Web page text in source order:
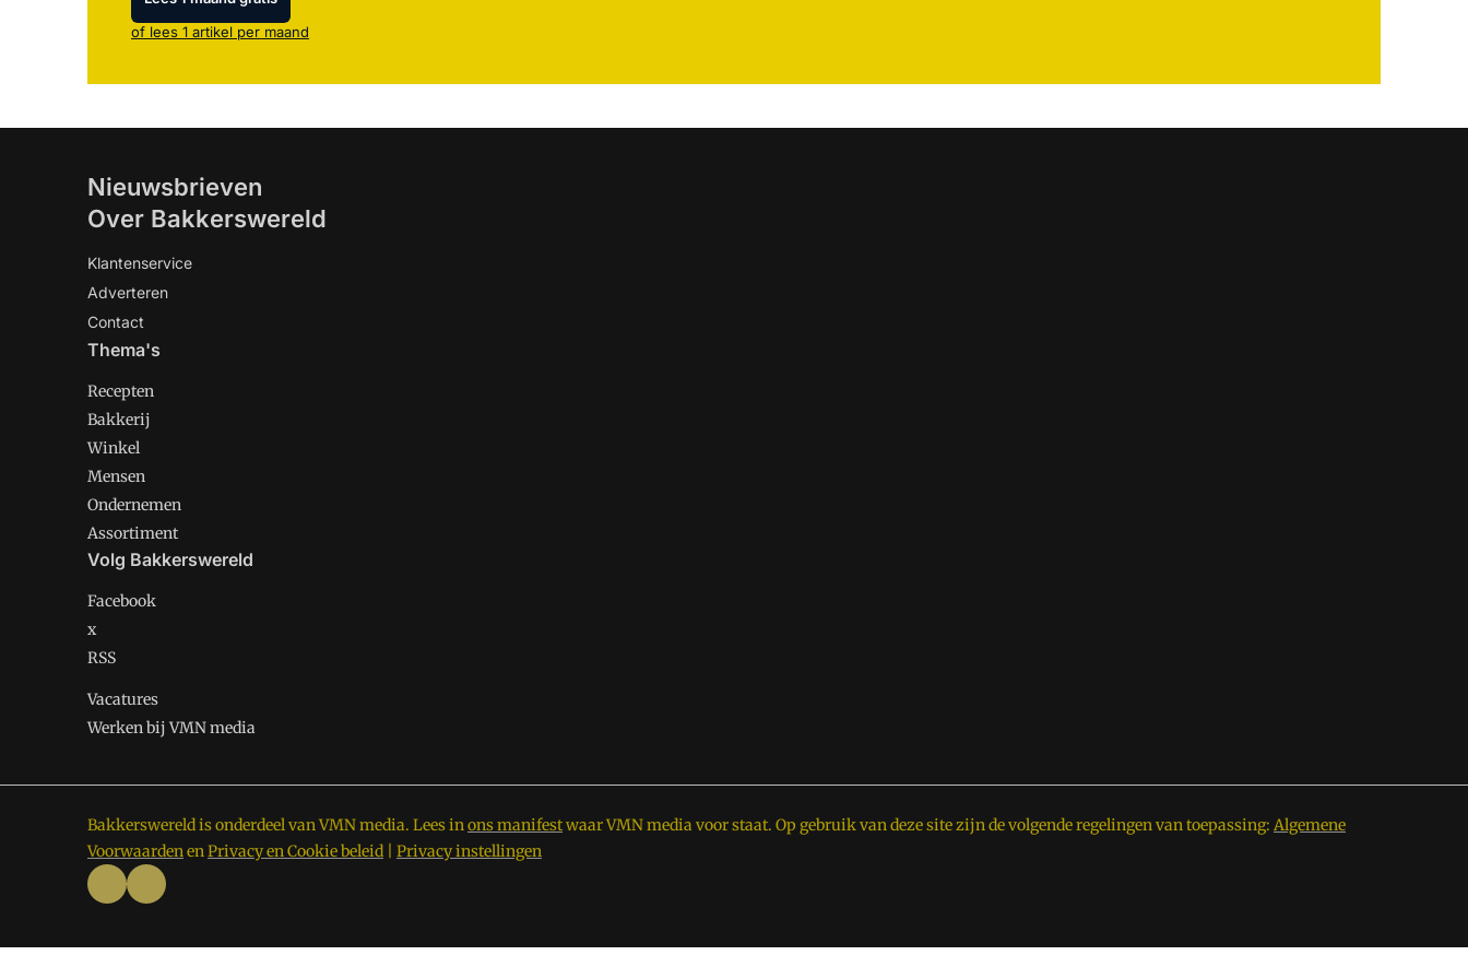
of lees 1 artikel per maand
Nieuwsbrieven
Over Bakkerswereld
Klantenservice
Adverteren
Contact
Thema's
Recepten
Bakkerij
Winkel
Mensen
Ondernemen
Assortiment
Volg Bakkerswereld
Facebook
x
RSS
Vacatures
Werken bij VMN media
Bakkerswereld is onderdeel van VMN media. Lees inons manifestwaar VMN media voor staat. Op gebruik van deze site zijn de volgende regelingen van toepassing: Algemene
VoorwaardenenPrivacy en Cookie beleid Privacy instellingen